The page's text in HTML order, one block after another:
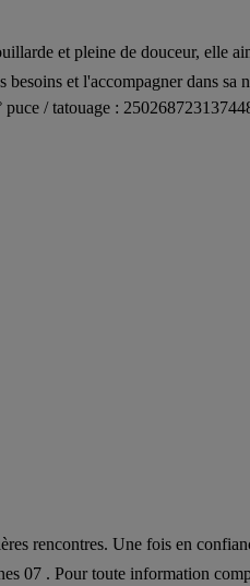
et pleine de douceur, elle
et l'accompagner dans
/ tatouage :
rencontres. Une fois en
07 . Pour toute information